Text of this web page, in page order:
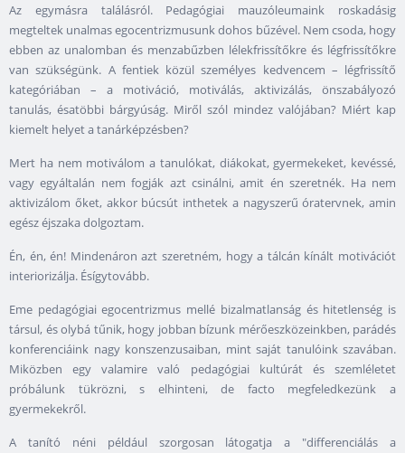
Az egymásra találásról. Pedagógiai mauzóleumaink roskadásig
megteltek unalmas egocentrizmusunk dohos bűzével. Nem csoda, hogy
ebben az unalomban és menzabűzben lélekfrissítőkre és légfrissítőkre
van szükségünk. A fentiek közül személyes kedvencem – légfrissítő
kategóriában – a motiváció, motiválás, aktivizálás, önszabályozó
tanulás, ésatöbbi bárgyúság. Miről szól mindez valójában? Miért kap
kiemelt helyet a tanárképzésben?
Mert ha nem motiválom a tanulókat, diákokat, gyermekeket, kevéssé,
vagy egyáltalán nem fogják azt csinálni, amit én szeretnék. Ha nem
aktivizálom őket, akkor búcsút inthetek a nagyszerű óratervnek, amin
egész éjszaka dolgoztam.
Én, én, én! Mindenáron azt szeretném, hogy a tálcán kínált motivációt
interiorizálja. Ésígytovább.
Eme pedagógiai egocentrizmus mellé bizalmatlanság és hitetlenség is
társul, és olybá tűnik, hogy jobban bízunk mérőeszközeinkben, parádés
konferenciáink nagy konszenzusaiban, mint saját tanulóink szavában.
Miközben egy valamire való pedagógiai kultúrát és szemléletet
próbálunk tükrözni, s elhinteni, de facto megfeledkezünk a
gyermekekről.
A tanító néni például szorgosan látogatja a "differenciálás a